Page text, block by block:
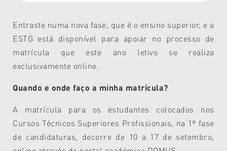
Entraste numa nova fase, que é o ensino superior, e a
ESTG está disponível para apoiar no processo de
matrícula que este ano letivo se realiza
exclusivamente online.
Quando e onde faço a minha matrícula?
A matrícula para os estudantes colocados nos
Cursos Técnicos Superiores Profissionais, na 1ª fase
de candidaturas, decorre de 10 a 17 de setembro,